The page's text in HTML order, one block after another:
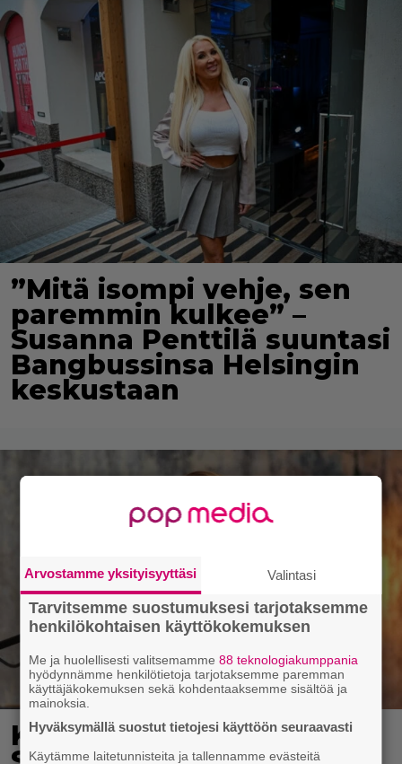
”Mitä isompi vehje, sen
paremmin kulkee” –
Susanna Penttilä suuntasi
Bangbussinsa Helsingin
keskustaan
Karita Tykän ja Sami
Arvostamme yksityisyyttäsi Valintasi
Tarvitsemme suostumuksesi tarjotaksemme
henkilökohtaisen käyttökokemuksen
Me ja huolellisesti valitsemamme88 teknologiakumppania
hyödynnämme henkilötietoja tarjotaksemme paremman
käyttäjäkokemuksen sekä kohdentaaksemme sisältöä ja
mainoksia.
Hyväksymällä suostut tietojesi käyttöön seuraavasti
Käytämme laitetunnisteita ja tallennamme evästeitä